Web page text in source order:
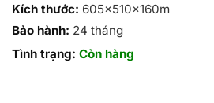
Kích thước: 605x510x160m
Bảo hành: 24 tháng
Tình trạng: Còn hàng